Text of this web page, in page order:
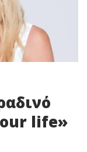
life»